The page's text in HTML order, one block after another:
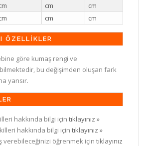
cm
cm
cm cm
ÖZELLİKLER
göre kumaş rengi ve
bu değişimden oluşan fark
yansır.
hakkında bilgi için tıklayınız »
hakkında bilgi için tıklayınız »
verebileceğinizi öğrenmek için tıklayınız